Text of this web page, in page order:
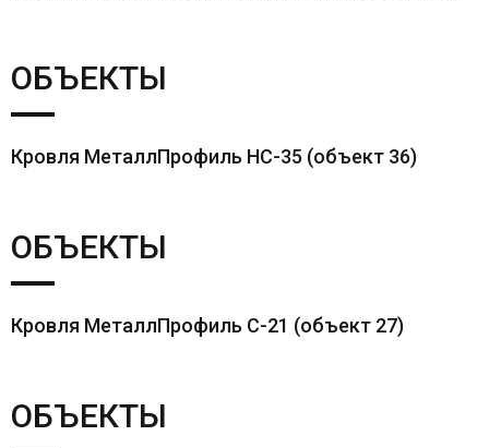
ОБЪЕКТЫ
Кровля МеталлПрофиль НС-35 (объект 36)
ОБЪЕКТЫ
Кровля МеталлПрофиль С-21 (объект 27)
ОБЪЕКТЫ